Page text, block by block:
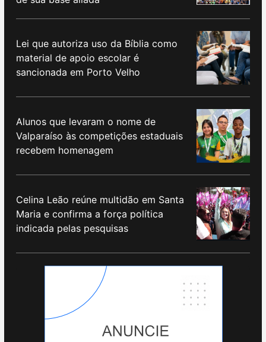
Lei que autoriza uso da Bíblia como
material de apoio escolar é
sancionada em Porto Velho
Alunos que levaram o nome de
Valparaíso às competições estaduais
recebem homenagem
Celina Leão reúne multidão em Santa
Maria e confirma a força política
indicada pelas pesquisas